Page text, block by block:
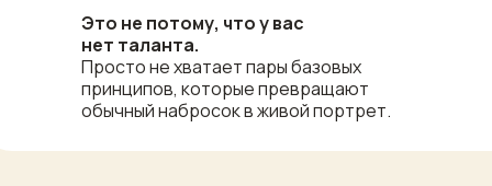
Это не потому, что у вас
нет таланта.
Просто не хватает пары базовых
принципов, которые превращают
обычный набросок в живой портрет.